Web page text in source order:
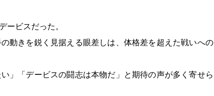
ービスだった。
動きを鋭く見据える眼差しは、体格差を超えた戦いへの
」「デービスの闘志は本物だ」と期待の声が多く寄せら